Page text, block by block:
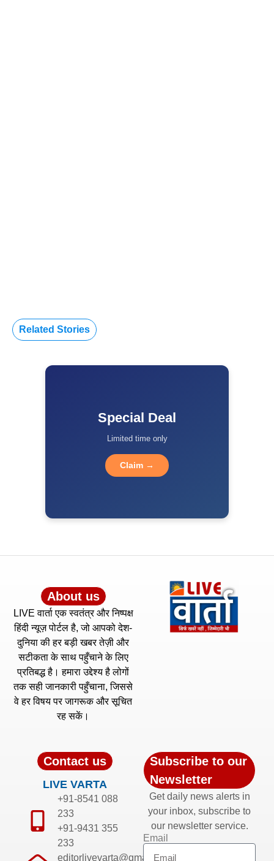
Related Stories
Special Deal
Limited time only
Claim →
About us
LIVE वार्ता एक स्वतंत्र और निष्पक्ष
हिंदी न्यूज़ पोर्टल है, जो आपको देश-
दुनिया की हर बड़ी खबर तेज़ी और
सटीकता के साथ पहुँचाने के लिए
प्रतिबद्ध है। हमारा उद्देश्य है लोगों
तक सही जानकारी पहुँचाना, जिससे
वे हर विषय पर जागरूक और सूचित
रह सकें।
Contact us
LIVE VARTA
+91-8541 088
233
+91-9431 355
233
editorlivevarta@gmail.com
Subscribe to our
Newsletter
Get daily news alerts in
your inbox, subscribe to
our newsletter service.
Email